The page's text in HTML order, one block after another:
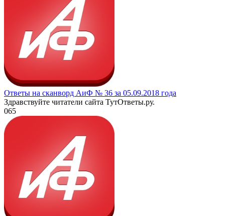
Ответы на сканворд АиФ № 36 за 05.09.2018 года
Здравствуйте читатели сайта ТутОтветы.ру.
065